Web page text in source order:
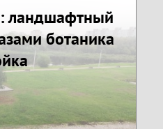
ландшафтный
ботаника